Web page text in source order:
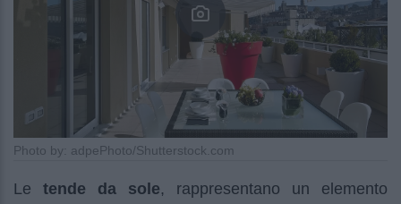
Photo by: adpePhoto/Shutterstock.com
Le tende da sole, rappresentano un elemento